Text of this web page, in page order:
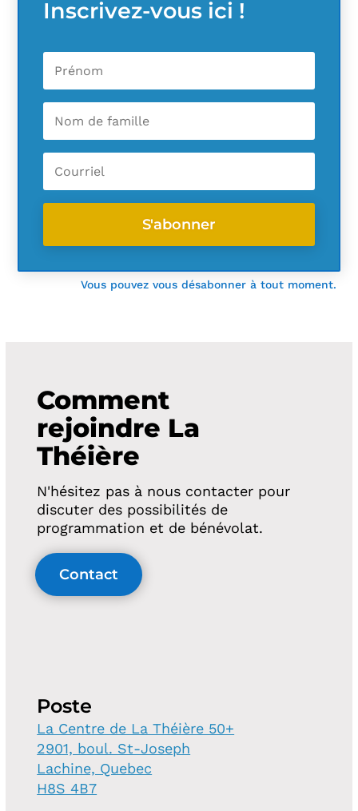
Inscrivez-vous ici !
S'abonner
Vous pouvez vous désabonner à tout moment.
Comment
rejoindre La
Théière
N'hésitez pas à nous contacter pour
discuter des possibilités de
programmation et de bénévolat.
Contact
Poste
La Centre de La Théière 50+
2901, boul. St-Joseph
Lachine, Quebec
H8S 4B7